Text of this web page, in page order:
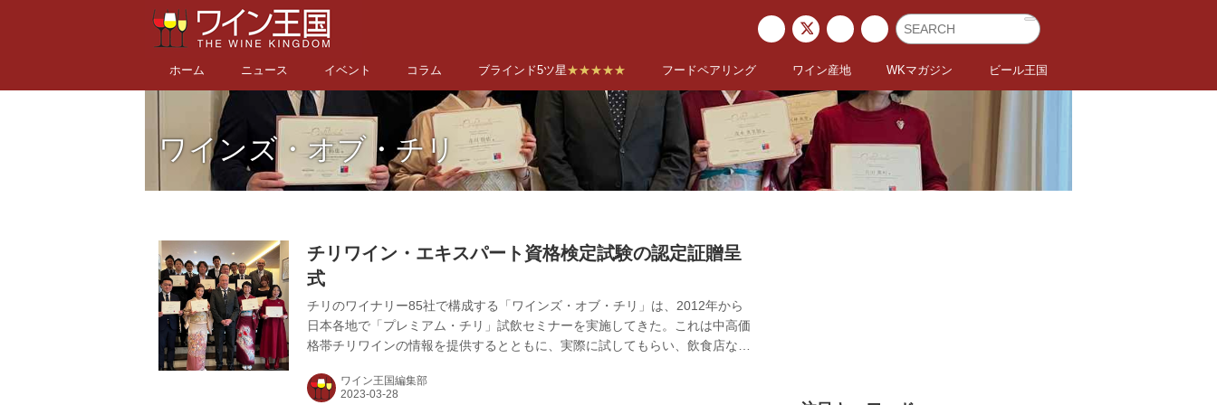
ホーム ニュース イベント コラム ブラインド5ツ星★★★★★ フードペアリング ワイン産地 WKマガジン ビール王国
ワインズ・オブ・チリ
チリワイン・エキスパート資格検定試験の認定証贈呈
式
チリのワイナリー85社で構成する「ワインズ・オブ・チリ」は、2012年から
日本各地で「プレミアム・チリ」試飲セミナーを実施してきた。これは中高価
格帯チリワインの情報を提供するとともに、実際に試してもらい、飲食店など
環として、23年2月にはワインの輸入販売活動に携わる人やワイン愛好家を対
ワイン王国編集部